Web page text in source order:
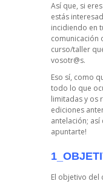
Así que, si
estás
incidiendo en
comunicación
curso/taller
vosotr@s.
Eso sí, como
todo lo que
limitadas y os
ediciones
antelación; así
apuntarte!
El objetivo del